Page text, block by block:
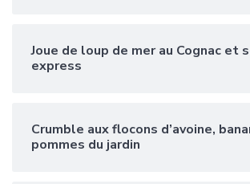
Joue de loup de mer au Cognac et
express
Crumble aux flocons d’avoine,
pommes du jardin